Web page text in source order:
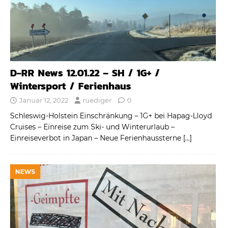
D-RR News 12.01.22 – SH / 1G+ /
Wintersport / Ferienhaus
Januar 12, 2022 ruediger 0
Schleswig-Holstein Einschränkung – 1G+ bei Hapag-Lloyd
Cruises – Einreise zum Ski- und Winterurlaub –
Einreiseverbot in Japan – Neue Ferienhaussterne […]
NEWS